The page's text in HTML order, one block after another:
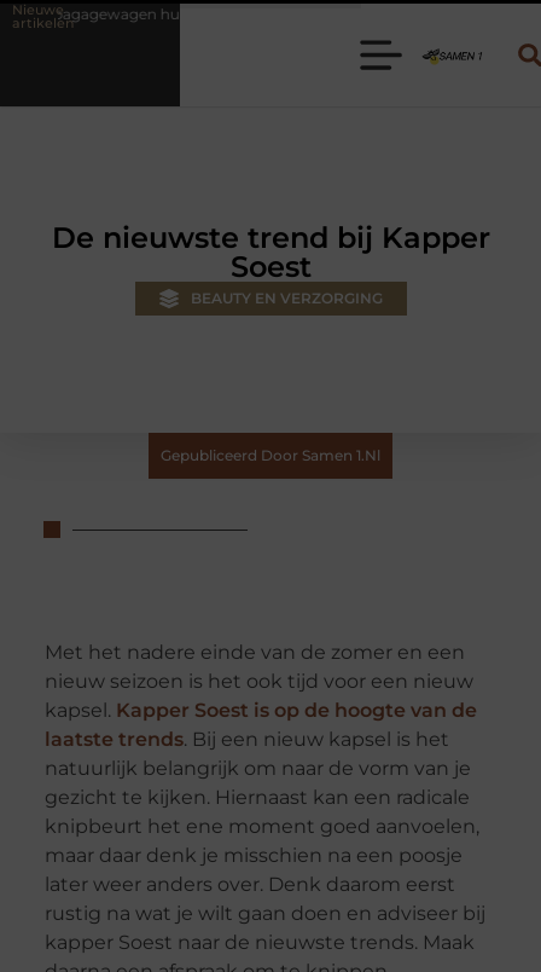
Nieuwe
artikelen
huren? Kies de juiste aanhanger voor jouw klus
De nieuwste trend bij Kapper
Soest
BEAUTY EN VERZORGING
Gepubliceerd Door Samen 1.nl
Met het nadere einde van de zomer en een
nieuw seizoen is het ook tijd voor een nieuw
kapsel. Kapper Soest is op de hoogte van de
laatste trends. Bij een nieuw kapsel is het
natuurlijk belangrijk om naar de vorm van je
gezicht te kijken. Hiernaast kan een radicale
knipbeurt het ene moment goed aanvoelen,
maar daar denk je misschien na een poosje
later weer anders over. Denk daarom eerst
rustig na wat je wilt gaan doen en adviseer bij
kapper Soest naar de nieuwste trends. Maak